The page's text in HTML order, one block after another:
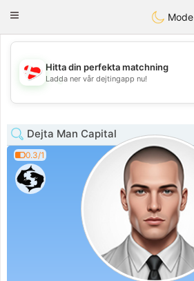
SmukDansk
Toggle
Mode
💖
Hitta din perfekta matchning
Ladda ner vår dejtingapp nu!
Dejta Man Capital
0.3/1